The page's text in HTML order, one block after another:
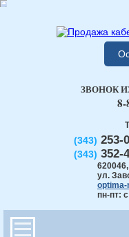
(343) 253-
(343) 352-
620046,
ул.
optima-
пн-пт:
ЗВОНОК
8-